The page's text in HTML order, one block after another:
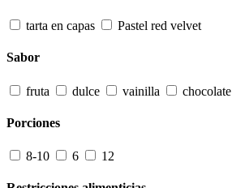
tarta en capas Pastel red velvet
Sabor
fruta dulce vainilla chocolate
Porciones
8-10 6 12